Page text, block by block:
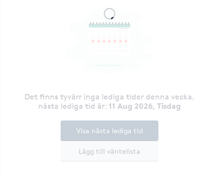
Det finns tyvärr inga lediga tider denna vecka,
nästa lediga tid är: 11 Aug 2026, Tisdag
Lägg till väntelista
Visa nästa lediga tid